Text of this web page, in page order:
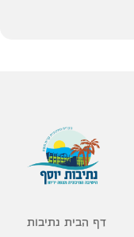
דף הבית נתיבות